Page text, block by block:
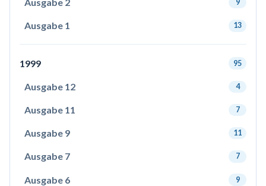
9
Ausgabe 1 13
1999 95
Ausgabe 12 4
Ausgabe 11 7
Ausgabe 9 11
Ausgabe 7 7
Ausgabe 6 9